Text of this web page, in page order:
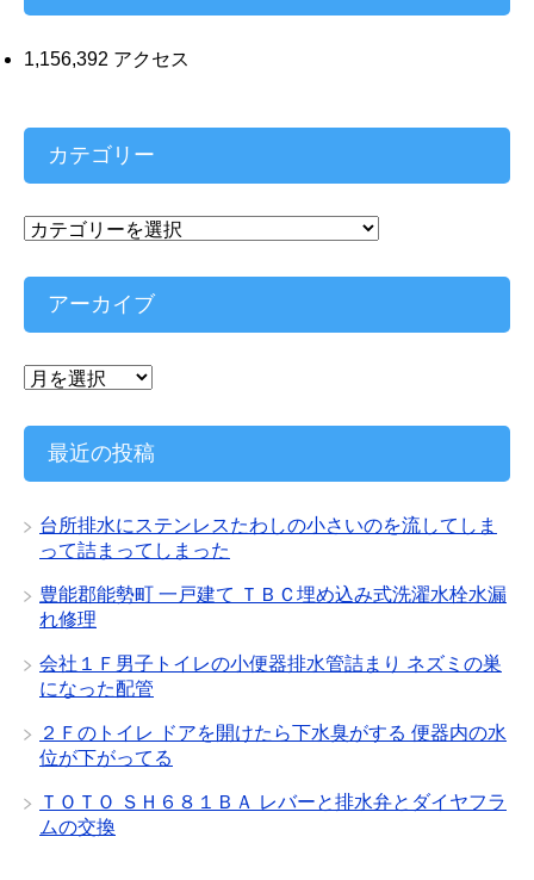
1,156,392 アクセス
カテゴリー
カ
ゴ
ー
アーカイブ
ア
カ
ブ
最近の投稿
台所排水にステンレスたわしの小さいのを流してしま
って詰まってしまった
豊能郡能勢町 一戸建て ＴＢＣ埋め込み式洗濯水栓水漏
れ修理
会社１Ｆ男子トイレの小便器排水管詰まり ネズミの巣
になった配管
２Ｆのトイレ ドアを開けたら下水臭がする 便器内の水
位が下がってる
ＴＯＴＯ ＳＨ６８１ＢＡ レバーと排水弁とダイヤフラ
ムの交換